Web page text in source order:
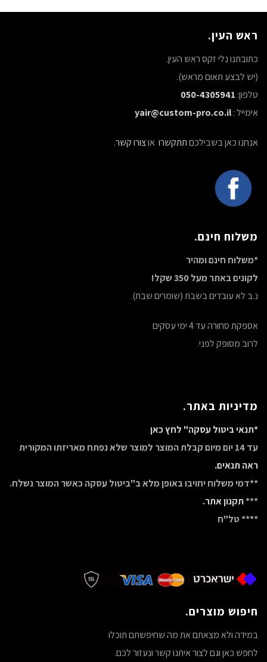
ראש העין.
כתובתנו נלי זקס ראש העין.
(יש לבצע תאום מראש).
טלפון: 050-4305941
אימייל :yair@custom-pro.co.il
אנחנו כאן בשבילכםתתקשרו אוצורו קשר.
משלוח חינם.
*משלוח חינם ומהיר
לקונים באתר מעל 350 שקל!
נ.ב לא עובדים בשבת (שומרים שבת).
אספקת סחורה עד 4 ימי עסקים
לרוב מסופק לפני.
מדיניות באתר.
*תנאי ביטול עסקה" לחץ כאן
עד 14 יום מיום קבלת המוצר למוצר שלא נפתח מאריזתו המקורית
ראה תנאים.
**דמי משלוח יחויבו באופן מלא ב"ביטול עסקה כאשר המוצר נשלח.
***תקנון אתר.
**** טל"ח
חיפוש מוצרים.
במידה ולא מצאתם את מה שחיפשתם תוכלו
לחפש כאן וגם לצור איתנו קשר ונעזור לכם.